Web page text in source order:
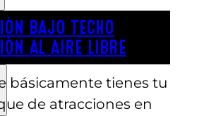
BAJO TECHO
AL AIRE LIBRE
básicamente tienes tu
de atracciones en